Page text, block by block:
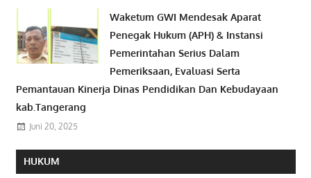
Waketum GWI Mendesak Aparat
Penegak Hukum (APH) & Instansi
Pemerintahan Serius Dalam
Pemeriksaan, Evaluasi Serta
Pemantauan Kinerja Dinas Pendidikan Dan Kebudayaan
kab.Tangerang
Juni 20, 2025
HUKUM